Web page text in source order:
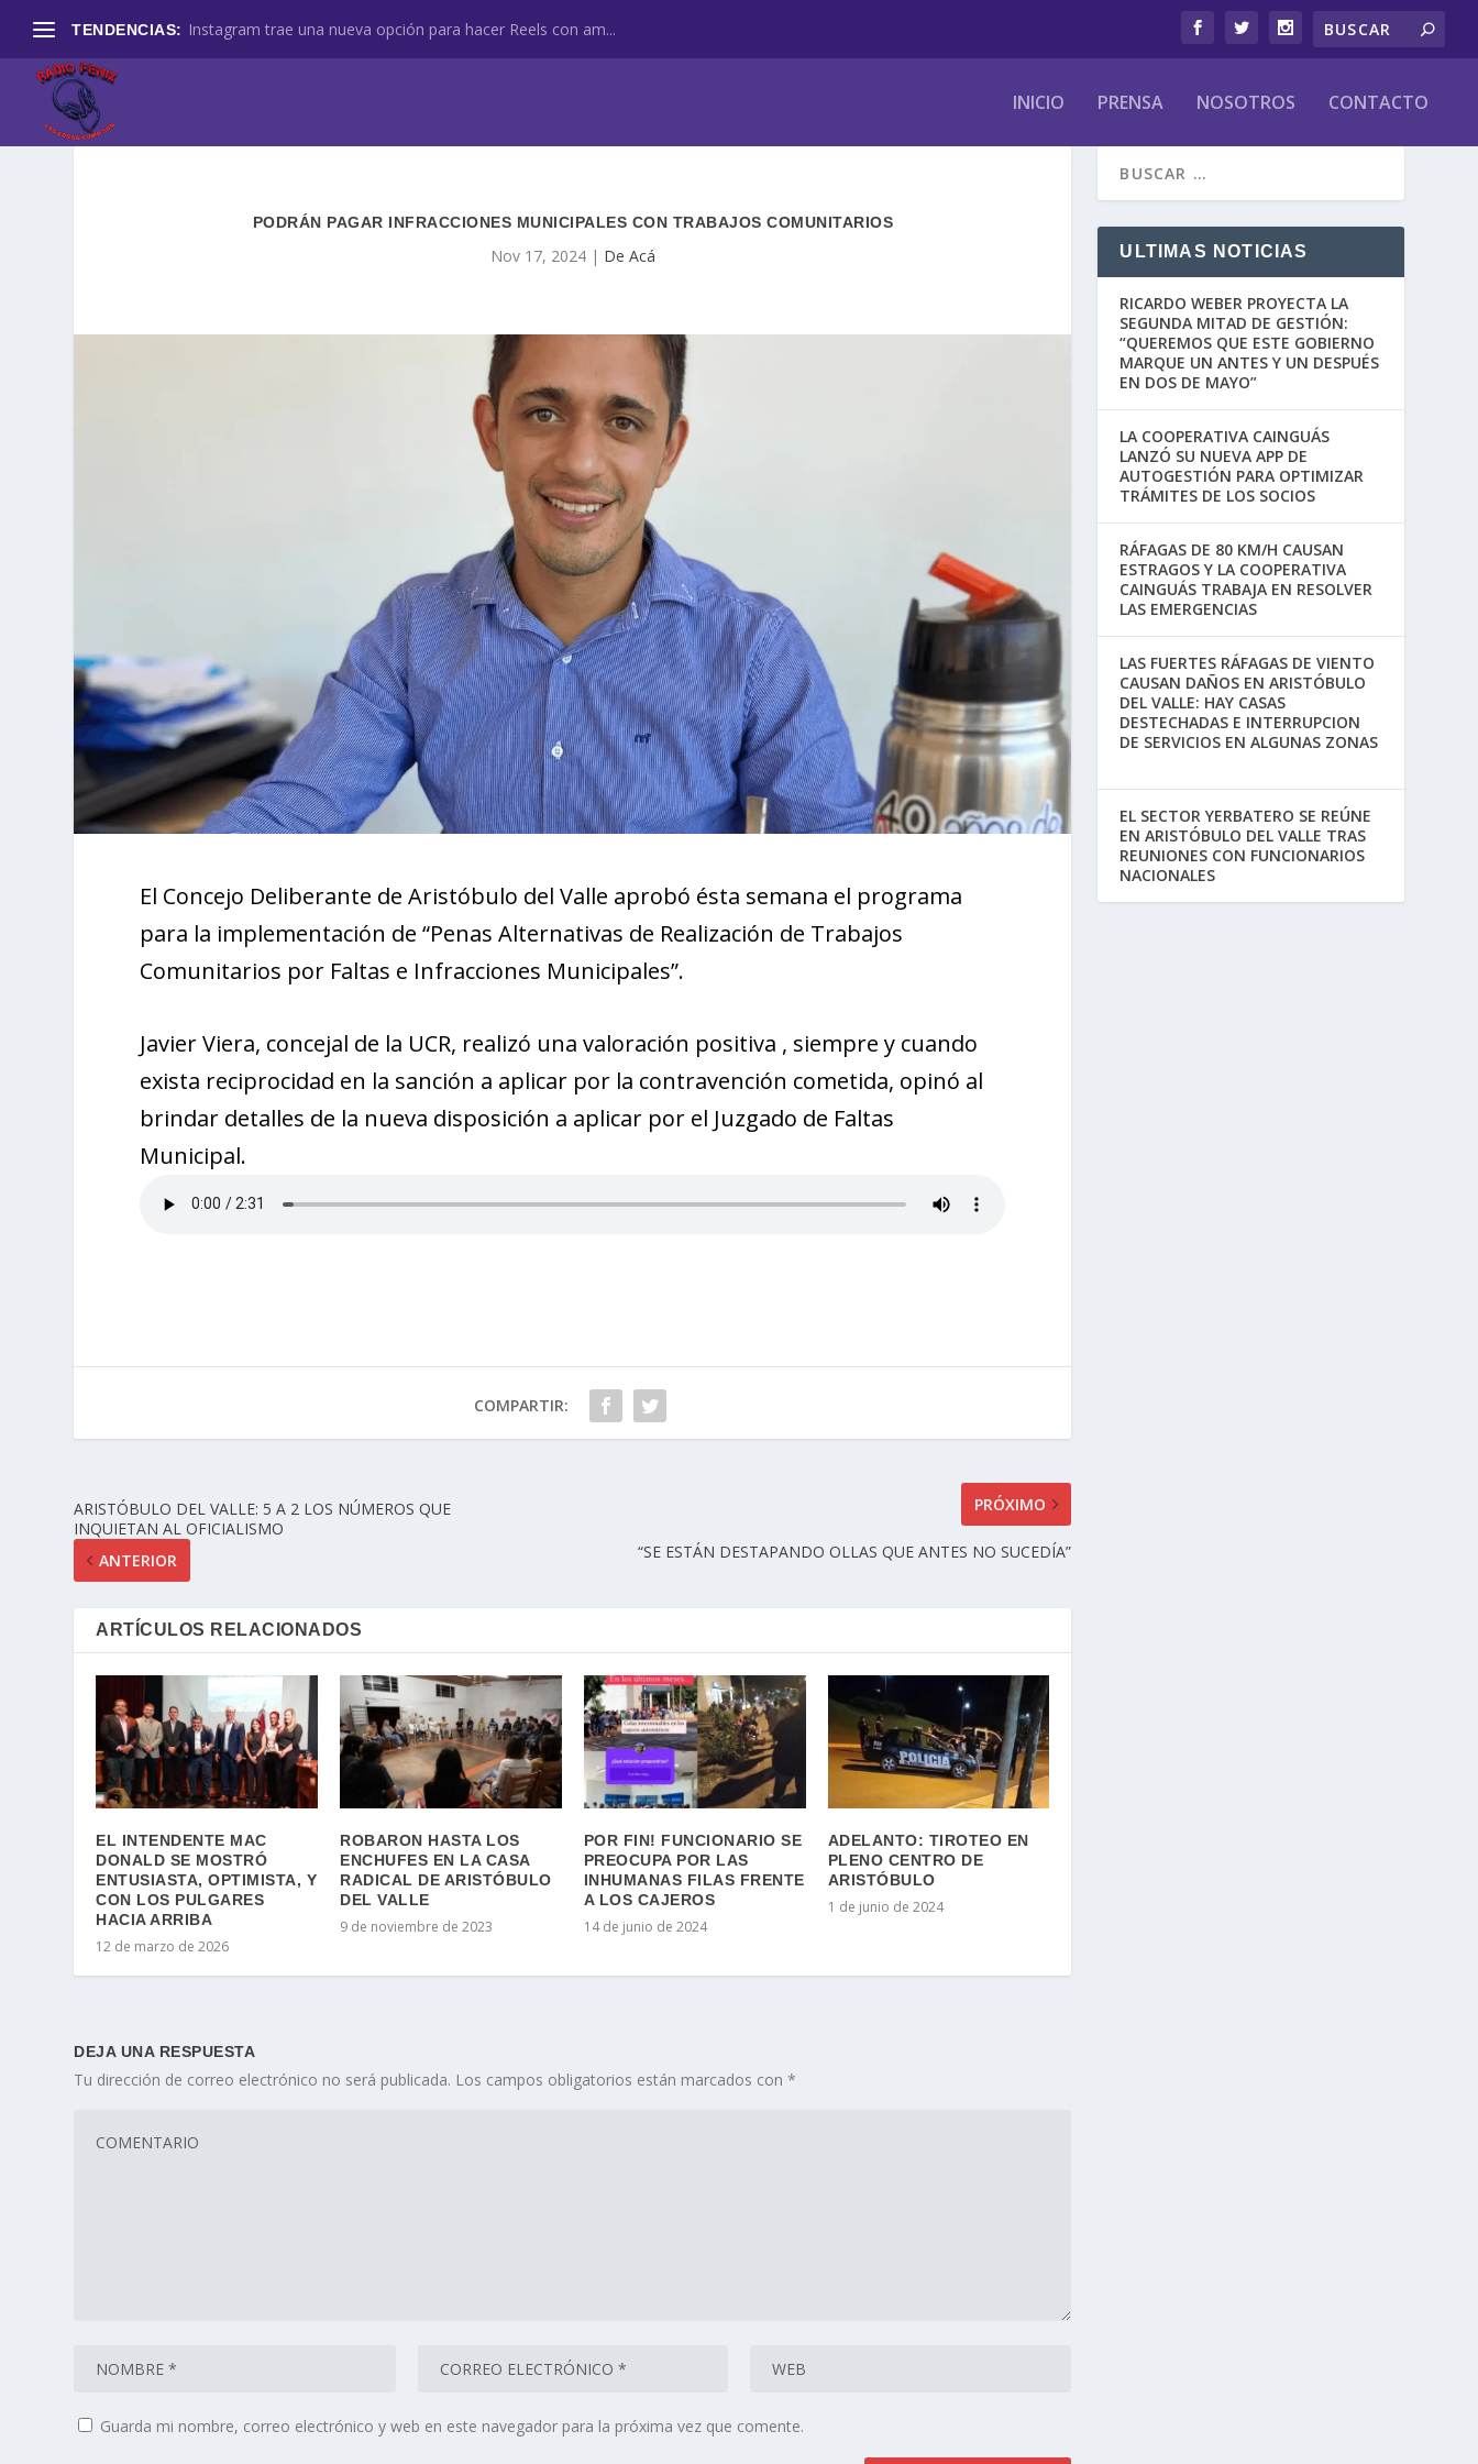
TENDENCIAS: Instagram trae una nueva opción para hacer Reels con am...
INICIO PRENSA NOSOTROS CONTACTO
PODRÁN PAGAR INFRACCIONES MUNICIPALES CON TRABAJOS COMUNITARIOS
Nov 17, 2024| De Acá
El Concejo Deliberante de Aristóbulo del Valle aprobó ésta semana el programa
para la implementación de “Penas Alternativas de Realización de Trabajos
Comunitarios por Faltas e Infracciones Municipales”.
Javier Viera, concejal de la UCR, realizó una valoración positiva , siempre y cuando
exista reciprocidad en la sanción a aplicar por la contravención cometida, opinó al
brindar detalles de la nueva disposición a aplicar por el Juzgado de Faltas
Municipal.
COMPARTIR:
ARISTÓBULO DEL VALLE: 5 A 2 LOS NÚMEROS QUE
INQUIETAN AL OFICIALISMO
ANTERIOR
PRÓXIMO
“SE ESTÁN DESTAPANDO OLLAS QUE ANTES NO SUCEDÍA”
ARTÍCULOS RELACIONADOS
EL INTENDENTE MAC
DONALD SE MOSTRÓ
ENTUSIASTA, OPTIMISTA, Y
CON LOS PULGARES
HACIA ARRIBA
12 de marzo de 2026
ROBARON HASTA LOS
ENCHUFES EN LA CASA
RADICAL DE ARISTÓBULO
DEL VALLE
9 de noviembre de 2023
POR FIN! FUNCIONARIO SE
PREOCUPA POR LAS
INHUMANAS FILAS FRENTE
A LOS CAJEROS
14 de junio de 2024
ADELANTO: TIROTEO EN
PLENO CENTRO DE
ARISTÓBULO
1 de junio de 2024
DEJA UNA RESPUESTA
Tu dirección de correo electrónico no será publicada. Los campos obligatorios están marcados con*
Guarda mi nombre, correo electrónico y web en este navegador para la próxima vez que comente.
ULTIMAS NOTICIAS
RICARDO WEBER PROYECTA LA
SEGUNDA MITAD DE GESTIÓN:
“QUEREMOS QUE ESTE GOBIERNO
MARQUE UN ANTES Y UN DESPUÉS
EN DOS DE MAYO”
LA COOPERATIVA CAINGUÁS
LANZÓ SU NUEVA APP DE
AUTOGESTIÓN PARA OPTIMIZAR
TRÁMITES DE LOS SOCIOS
RÁFAGAS DE 80 KM/H CAUSAN
ESTRAGOS Y LA COOPERATIVA
CAINGUÁS TRABAJA EN RESOLVER
LAS EMERGENCIAS
LAS FUERTES RÁFAGAS DE VIENTO
CAUSAN DAÑOS EN ARISTÓBULO
DEL VALLE: HAY CASAS
DESTECHADAS E INTERRUPCION
DE SERVICIOS EN ALGUNAS ZONAS
EL SECTOR YERBATERO SE REÚNE
EN ARISTÓBULO DEL VALLE TRAS
REUNIONES CON FUNCIONARIOS
NACIONALES